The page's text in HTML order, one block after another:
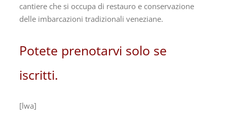
cantiere che si occupa di restauro e conservazione
delle imbarcazioni tradizionali veneziane.
Potete prenotarvi solo se
iscritti.
[lwa]